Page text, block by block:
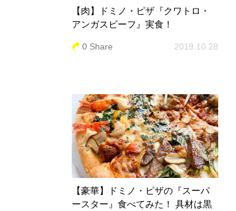
【肉】ドミノ・ピザ『クワトロ・
アンガスビーフ』実食！
0 Share 2019.10.28
【豪華】ドミノ・ピザの『スーパ
ースター』食べてみた！ 具材は黒